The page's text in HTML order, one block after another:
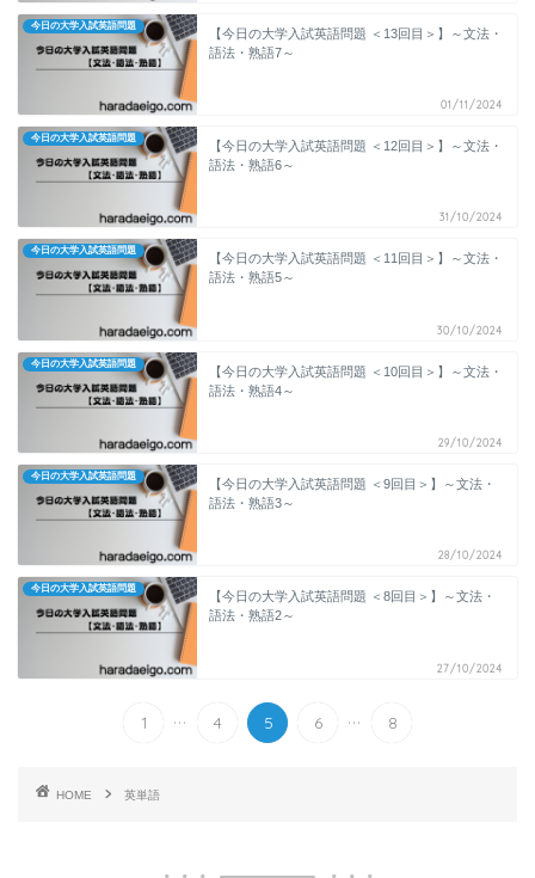
今日の大学入試英語問題
【今日の大学入試英語問題 ＜13回目＞】～文法・
語法・熟語7～
01/11/2024
今日の大学入試英語問題
【今日の大学入試英語問題 ＜12回目＞】～文法・
語法・熟語6～
31/10/2024
今日の大学入試英語問題
【今日の大学入試英語問題 ＜11回目＞】～文法・
語法・熟語5～
30/10/2024
今日の大学入試英語問題
【今日の大学入試英語問題 ＜10回目＞】～文法・
語法・熟語4～
29/10/2024
今日の大学入試英語問題
【今日の大学入試英語問題 ＜9回目＞】～文法・
語法・熟語3～
28/10/2024
今日の大学入試英語問題
【今日の大学入試英語問題 ＜8回目＞】～文法・
語法・熟語2～
27/10/2024
1 ... 4 5 6 ... 8
HOME 英単語